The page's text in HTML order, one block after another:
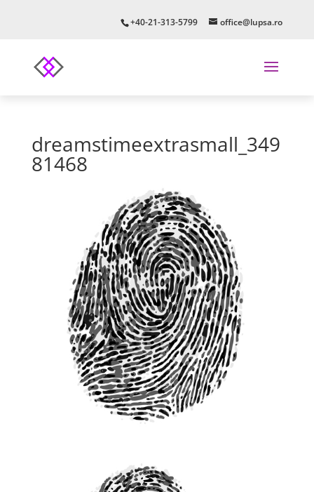
+40-21-313-5799 office@lupsa.ro
dreamstimeextrasmall_349
81468